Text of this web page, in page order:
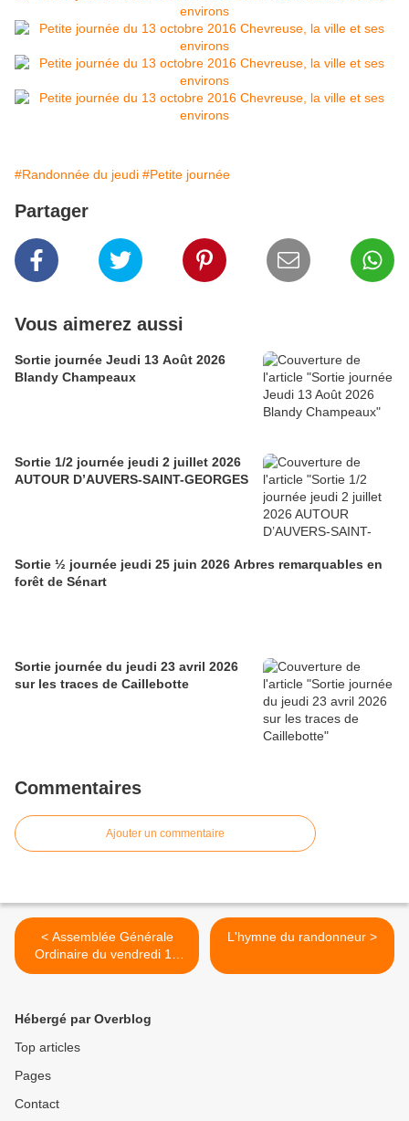
#Randonnée du jeudi #Petite journée
Partager
Vous aimerez aussi
Sortie journée Jeudi 13 Août 2026
Blandy Champeaux
Sortie 1/2 journée jeudi 2 juillet 2026
AUTOUR D’AUVERS-SAINT-GEORGES
Sortie ½ journée jeudi 25 juin 2026 Arbres remarquables en
forêt de Sénart
Sortie journée du jeudi 23 avril 2026
sur les traces de Caillebotte
Commentaires
Ajouter un commentaire
< Assemblée Générale
Ordinaire du vendredi 14
octobre 2016
L'hymne du randonneur >
Hébergé par Overblog
Top articles
Pages
Contact